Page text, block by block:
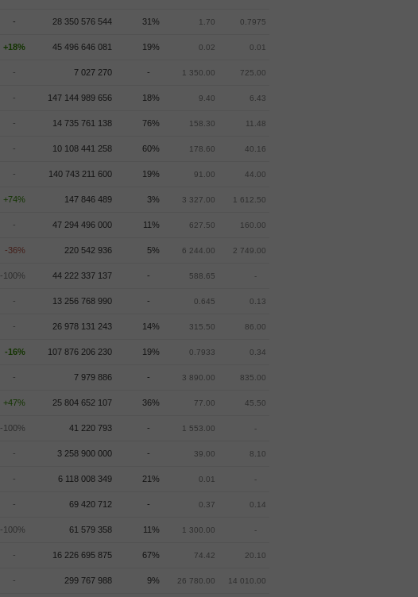
- 28 350 576 544 31% 1.70 0.7975
+18% 45 496 646 081 19% 0.02 0.01
- 7 027 270 - 1 350.00 725.00
- 147 144 989 656 18% 9.40 6.43
- 14 735 761 138 76% 158.30 11.48
- 10 108 441 258 60% 178.60 40.16
- 140 743 211 600 19% 91.00 44.00
+74% 147 846 489 3% 3 327.00 1 612.50
- 47 294 496 000 11% 627.50 160.00
-36% 220 542 936 5% 6 244.00 2 749.00
-100% 44 222 337 137 - 588.65 -
- 13 256 768 990 - 0.645 0.13
- 26 978 131 243 14% 315.50 86.00
-16% 107 876 206 230 19% 0.7933 0.34
- 7 979 886 - 3 890.00 835.00
+47% 25 804 652 107 36% 77.00 45.50
-100% 41 220 793 - 1 553.00 -
- 3 258 900 000 - 39.00 8.10
- 6 118 008 349 21% 0.01 -
- 69 420 712 - 0.37 0.14
-100% 61 579 358 11% 1 300.00 -
- 16 226 695 875 67% 74.42 20.10
- 299 767 988 9% 26 780.00 14 010.00